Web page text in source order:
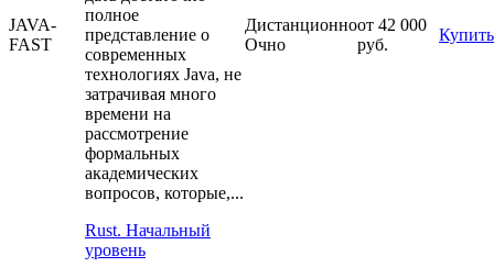
JAVA-
FAST
полное
представление о
современных
технологиях Java, не
затрачивая много
времени на
рассмотрение
формальных
академических
вопросов, которые,...
Дистанционно
Очно
от 42 000
руб.
Купить
Rust. Начальный
уровень